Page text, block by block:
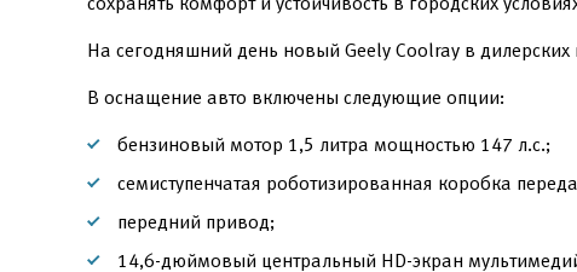
На сегодняшний день новый Geely Coolray в дилерских
В оснащение авто включены следующие опции:
бензиновый мотор 1,5 литра мощностью 147 л.с.;
семиступенчатая роботизированная коробка
передний привод;
14,6-дюймовый центральный HD-экран